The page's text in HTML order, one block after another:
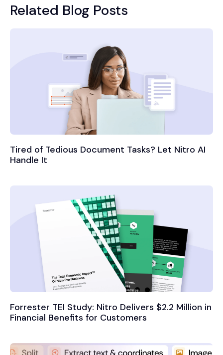
Related Blog Posts
Tired of Tedious Document Tasks? Let Nitro AI
Handle It
Forrester TEI Study: Nitro Delivers $2.2 Million in
Financial Benefits for Customers